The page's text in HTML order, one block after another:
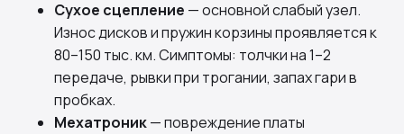
Сухое сцепление — основной слабый узел.
Износ дисков и пружин корзины проявляется к
80–150 тыс. км. Симптомы: толчки на 1–2
передаче, рывки при трогании, запах гари в
пробках.
Мехатроник— повреждение платы